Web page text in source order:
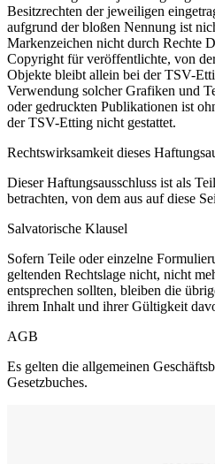
Besitzrechten der jeweiligen
aufgrund der bloßen Nennung ist
Markenzeichen nicht durch Rechte
Copyright für veröffentlichte, von
Objekte bleibt allein bei der TSV-
Verwendung solcher Grafiken und
oder gedruckten Publikationen ist
der TSV-Etting nicht gestattet.
Rechtswirksamkeit dieses
Dieser Haftungsausschluss ist als
betrachten, von dem aus auf diese
Salvatorische Klausel
Sofern Teile oder einzelne
geltenden Rechtslage nicht, nicht
entsprechen sollten, bleiben die
ihrem Inhalt und ihrer Gültigkeit
AGB
Es gelten die allgemeinen
Gesetzbuches.